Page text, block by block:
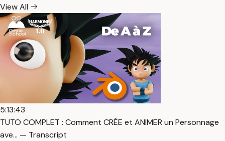
View All
5:13:43
TUTO COMPLET : Comment CRÉE et ANIMER un Personnage
ave… — Transcript